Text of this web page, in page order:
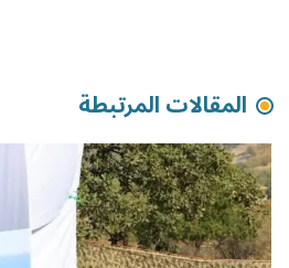
المقالات المرتبطة